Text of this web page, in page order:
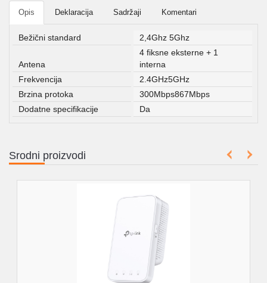
Opis Deklaracija Sadržaji Komentari
Bežični standard 2,4Ghz 5Ghz
Antena
4 fiksne eksterne + 1
interna
Frekvencija
2.4GHz5GHz
Brzina protoka
300Mbps867Mbps
Dodatne specifikacije
Da
Srodni proizvodi